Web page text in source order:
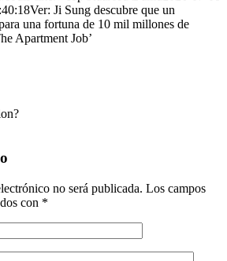
Ver: Ji Sung descubre que un
una fortuna de 10 mil millones de
Apartment Job’
no será publicada. Los campos
con *